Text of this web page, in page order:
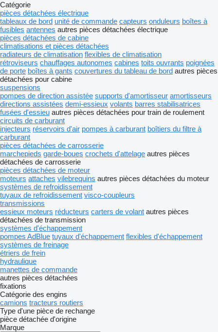
Catégorie
pièces détachées électrique
tableaux de bord unité de commande capteurs onduleurs boîtes à
fusibles antennes autres pièces détachées électrique
pièces détachées de cabine
climatisations et pièces détachées
radiateurs de climatisation flexibles de climatisation
rétroviseurs chauffages autonomes cabines toits ouvrants poignées
de porte boîtes à gants couvertures du tableau de bord autres pièces
détachées pour cabine
suspensions
pompes de direction assistée supports d'amortisseur amortisseurs
directions assistées demi-essieux volants barres stabilisatrices
fusées d'essieu autres pièces détachées pour train de roulement
circuits de carburant
injecteurs réservoirs d'air pompes à carburant boîtiers du filtre à
carburant
pièces détachées de carrosserie
marchepieds garde-boues crochets d'attelage autres pièces
détachées de carrosserie
pièces détachées de moteur
moteurs attaches vilebrequins autres pièces détachées du moteur
systèmes de refroidissement
tuyaux de refroidissement visco-coupleurs
transmissions
essieux moteurs réducteurs carters de volant autres pièces
détachées de transmission
systèmes d'échappement
pompes AdBlue tuyaux d'échappement flexibles d'échappement
systèmes de freinage
étriers de frein
hydraulique
manettes de commande
autres pièces détachées
fixations
Catégorie des engins
camions tracteurs routiers
Type d'une pièce de rechange
pièce détachée d'origine
Marque